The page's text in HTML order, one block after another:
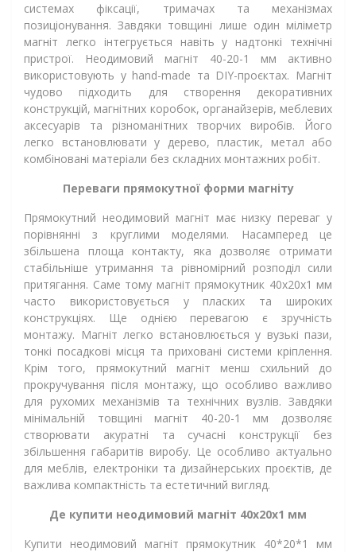
системах фіксації, тримачах та механізмах
позиціонування. Завдяки товщині лише один міліметр
магніт легко інтегрується навіть у надтонкі технічні
пристрої. Неодимовий магніт 40-20-1 мм активно
використовують у hand-made та DIY-проєктах. Магніт
чудово підходить для створення декоративних
конструкцій, магнітних коробок, органайзерів, меблевих
аксесуарів та різноманітних творчих виробів. Його
легко встановлювати у дерево, пластик, метал або
комбіновані матеріали без складних монтажних робіт.
Переваги прямокутної форми магніту
Прямокутний неодимовий магніт має низку переваг у
порівнянні з круглими моделями. Насамперед це
збільшена площа контакту, яка дозволяє отримати
стабільніше утримання та рівномірний розподіл сили
притягання. Саме тому магніт прямокутник 40х20х1 мм
часто використовується у пласких та широких
конструкціях. Ще однією перевагою є зручність
монтажу. Магніт легко встановлюється у вузькі пази,
тонкі посадкові місця та приховані системи кріплення.
Крім того, прямокутний магніт менш схильний до
прокручування після монтажу, що особливо важливо
для рухомих механізмів та технічних вузлів. Завдяки
мінімальній товщині магніт 40-20-1 мм дозволяє
створювати акуратні та сучасні конструкції без
збільшення габаритів виробу. Це особливо актуально
для меблів, електроніки та дизайнерських проєктів, де
важлива компактність та естетичний вигляд.
Де купити неодимовий магніт 40x20x1 мм
Купити неодимовий магніт прямокутник 40*20*1 мм